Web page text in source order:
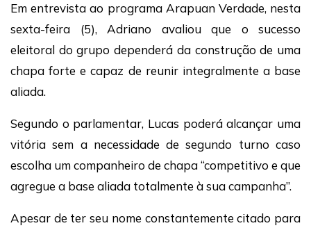
Em entrevista ao programa Arapuan Verdade, nesta
sexta-feira (5), Adriano avaliou que o sucesso
eleitoral do grupo dependerá da construção de uma
chapa forte e capaz de reunir integralmente a base
aliada.
Segundo o parlamentar, Lucas poderá alcançar uma
vitória sem a necessidade de segundo turno caso
escolha um companheiro de chapa “competitivo e que
agregue a base aliada totalmente à sua campanha”.
Apesar de ter seu nome constantemente citado para